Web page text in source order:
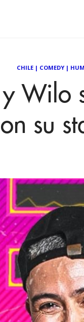
CHILE | COMEDY|
y Wilo
su